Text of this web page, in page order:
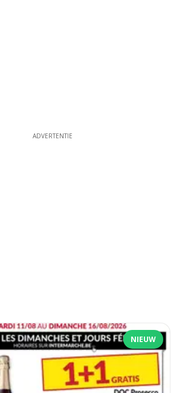
ADVERTENTIE
NIEUW